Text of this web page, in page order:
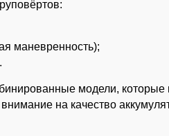
маневренность);
модели, которые
на качество